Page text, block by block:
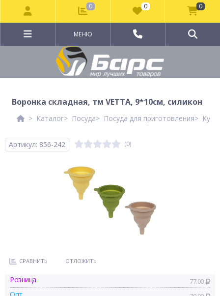
МЕНЮ
Воронка складная, тм VETTA, 9*10см, силикон
Каталог Посуда Посуда для приготовления
Артикул: 856-242 (0)
СРАВНИТЬ ОТЛОЖИТЬ
Розница 77.00
0 0 0